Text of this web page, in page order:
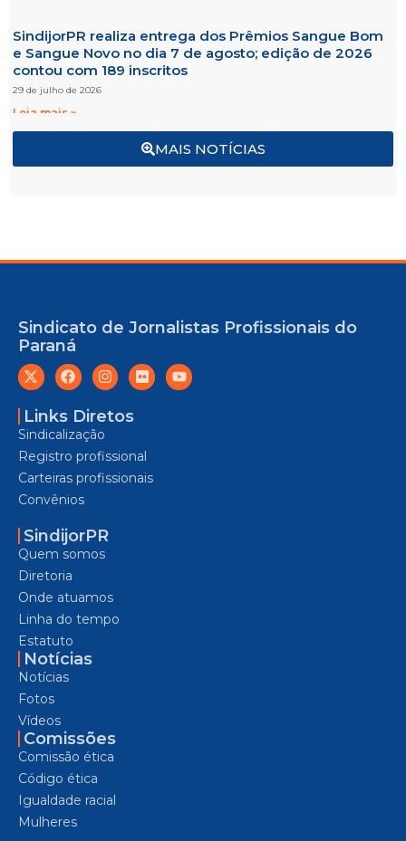
MAIS NOTÍCIAS
SindijorPR realiza entrega dos Prêmios Sangue Bom
e Sangue Novo no dia 7 de agosto; edição de 2026
contou com 189 inscritos
29 de julho de 2026
Leia mais »
Sindicato de Jornalistas Profissionais do
Paraná
Links Diretos
Sindicalização
Registro profissional
Carteiras profissionais
Convênios
SindijorPR
Quem somos
Diretoria
Onde atuamos
Linha do tempo
Estatuto
Notícias
Notícias
Fotos
Vídeos
Comissões
Comissão ética
Código ética
Igualdade racial
Mulheres